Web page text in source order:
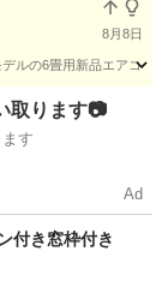
8月8日
ルの6畳用新品エアコ
取ります📷
す
Ad
付き窓枠付き